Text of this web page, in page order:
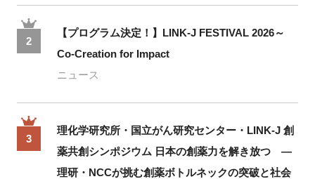
2
【プログラム決定！】LINK-J FESTIVAL 2026～
Co-Creation for Impact
ニュース
3
理化学研究所・国立がん研究センター・LINK-J 創
薬共創シンポジウム 日本の創薬力を解き放つ ―
理研・NCCが挑む創薬ボトルネックの突破と社会